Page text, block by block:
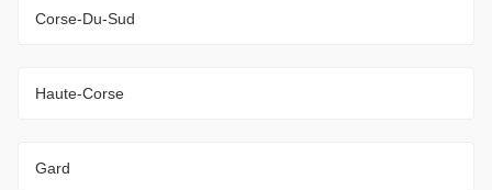
Corse-Du-Sud
Haute-Corse
Gard